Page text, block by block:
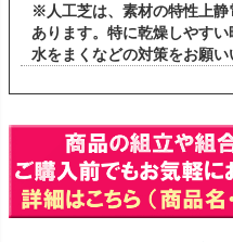
※人工芝は、素材の特性上
あります。特に乾燥しやす
水をまくなどの対策をお願い